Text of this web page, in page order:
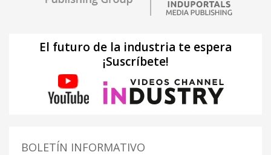
El futuro de la industria te espera
¡Suscríbete!
BOLETÍN INFORMATIVO